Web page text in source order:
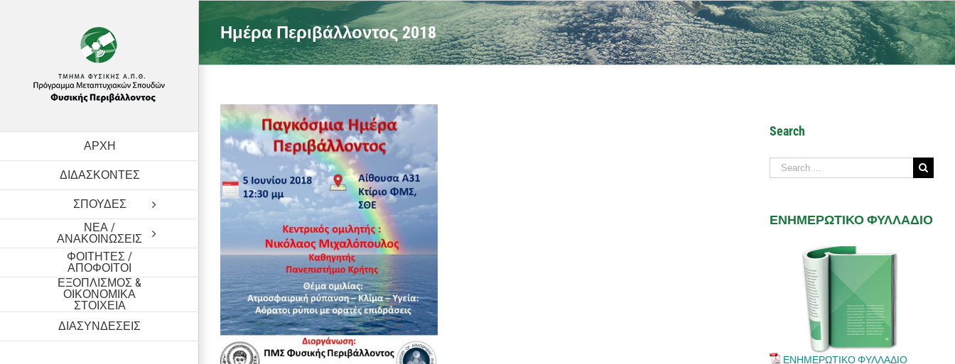
ΑΡΧΗ
ΔΙΔΑΣΚΟΝΤΕΣ
ΣΠΟΥΔΕΣ
ΝΕΑ /
ΑΝΑΚΟΙΝΩΣΕΙΣ
ΦΟΙΤΗΤΕΣ /
ΑΠΟΦΟΙΤΟΙ
ΕΞΟΠΛΙΣΜΟΣ &
ΟΙΚΟΝΟΜΙΚΑ
ΣΤΟΙΧΕΙΑ
ΔΙΑΣΥΝΔΕΣΕΙΣ
Ημέρα Περιβάλλοντος 2018
Search
Search
for:
ΕΝΗΜΕΡΩΤΙΚΟ ΦΥΛΛΑΔΙΟ
ΕΝΗΜΕΡΩΤΙΚΟ ΦΥΛΛΑΔΙΟ